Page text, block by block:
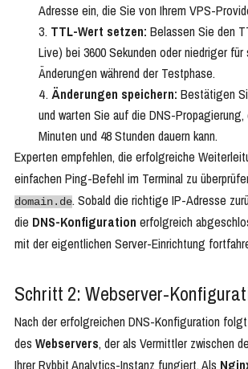
Adresse ein, die Sie von Ihrem VPS-
TTL-Wert setzen: Belassen Sie den
Live) bei 3600 Sekunden oder niedriger für
Änderungen während der Testphase.
Änderungen speichern: Bestätigen
und warten Sie auf die DNS-
Minuten und 48 Stunden dauern kann.
Experten empfehlen, die erfolgreiche
einfachen Ping-Befehl im Terminal zu
domain.de. Sobald die richtige IP-Adresse
die DNS-Konfiguration erfolgreich
mit der eigentlichen Server-Einrichtung
Schritt 2: Webserver-
Nach der erfolgreichen DNS-Konfiguration
des Webservers, der als Vermittler zwischen
Ihrer Rybbit Analytics-Instanz fungiert. Als